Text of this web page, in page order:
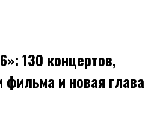
130 концертов,
и новая глава